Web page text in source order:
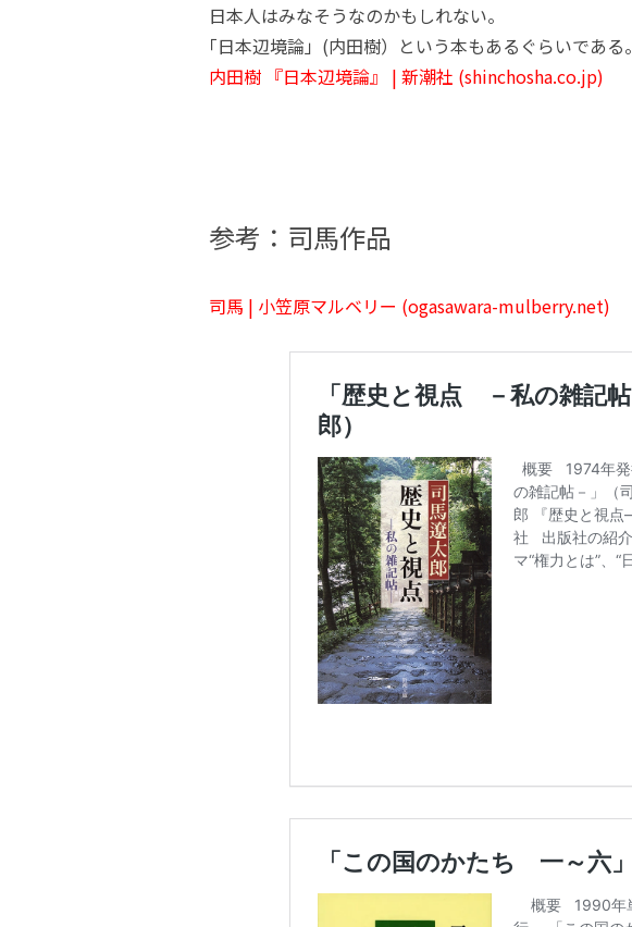
日本人はみなそうなのかもしれない。
｢日本辺境論」(内田樹）という本もあるぐらいである。
内田樹 『日本辺境論』 | 新潮社 (shinchosha.co.jp)
参考：司馬作品
司馬 | 小笠原マルベリー (ogasawara-mulberry.net)